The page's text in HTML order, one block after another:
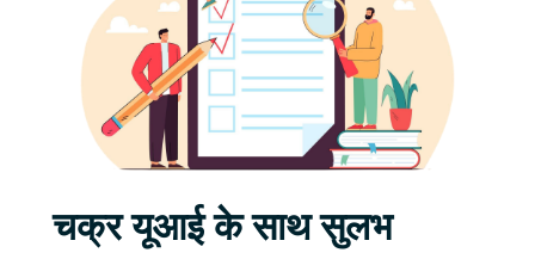
चक्र यूआई के साथ सुलभ